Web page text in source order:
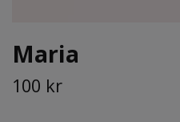
Maria
100 kr